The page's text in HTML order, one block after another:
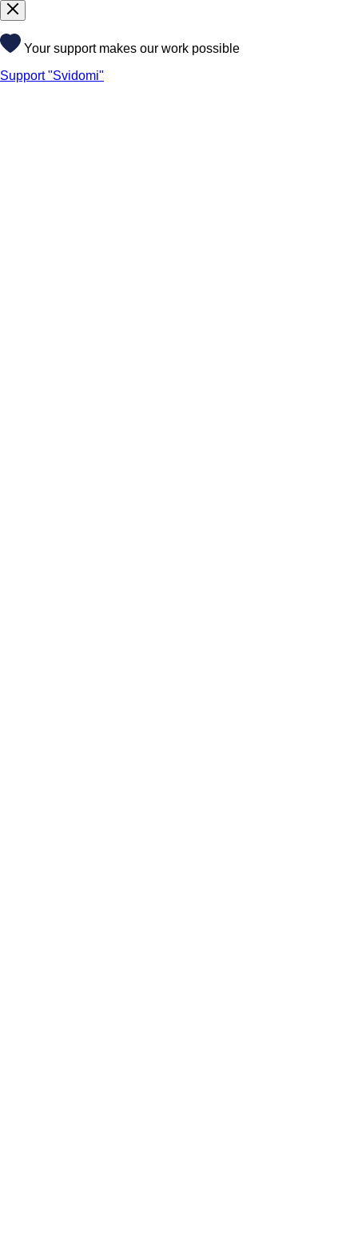
Your support makes our work possible
Support "Svidomi"